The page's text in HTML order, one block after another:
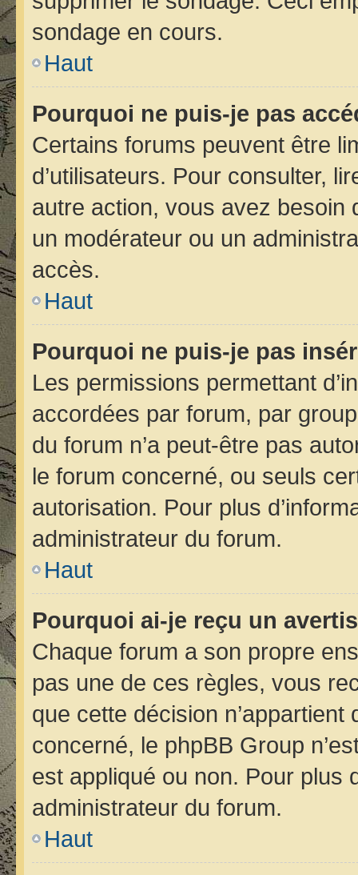
sondage en cours.
Haut
Pourquoi ne puis-je pas
Certains forums peuvent être
d’utilisateurs. Pour consulter,
autre action, vous avez besoin
un modérateur ou un
accès.
Haut
Pourquoi ne puis-je pas
Les permissions permettant
accordées par forum, par
du forum n’a peut-être pas
le forum concerné, ou seuls
autorisation. Pour plus
administrateur du forum.
Haut
Pourquoi ai-je reçu un
Chaque forum a son propre
pas une de ces règles, vous
que cette décision n’appartient
concerné, le phpBB Group
est appliqué ou non. Pour plus
administrateur du forum.
Haut